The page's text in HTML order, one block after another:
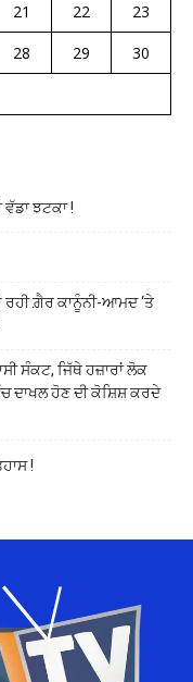
21 22
23
28 29
30
ਝਟਕਾ !
ਗ਼ੈਰ ਕਾਨੂੰਨੀ-ਆਮਦ ‘ਤੇ
ਸੰਕਟ, ਜਿੱਥੇ ਹਜ਼ਾਰਾਂ ਲੋਕ
ਦਾਖਲ ਹੋਣ ਦੀ ਕੋਸ਼ਿਸ਼ ਕਰਦੇ
!